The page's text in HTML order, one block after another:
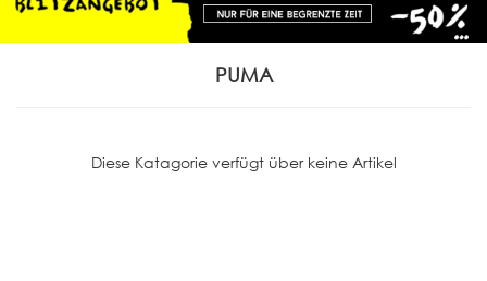
PUMA
Diese Katagorie verfügt über keine Artikel